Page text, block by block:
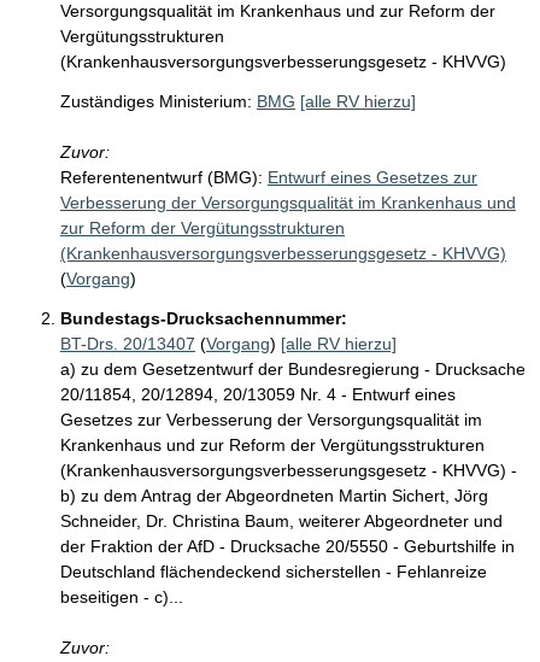
Versorgungsqualität im Krankenhaus und zur Reform der
Vergütungsstrukturen
(Krankenhausversorgungsverbesserungsgesetz - KHVVG)
Zuständiges Ministerium: BMG [alle RV hierzu]
Zuvor:
Referentenentwurf (BMG): Entwurf eines Gesetzes zur
Verbesserung der Versorgungsqualität im Krankenhaus und
zur Reform der Vergütungsstrukturen
(Krankenhausversorgungsverbesserungsgesetz - KHVVG)
(Vorgang)
Bundestags-Drucksachennummer:
BT-Drs. 20/13407 (Vorgang) [alle RV hierzu]
a) zu dem Gesetzentwurf der Bundesregierung - Drucksache
20/11854, 20/12894, 20/13059 Nr. 4 - Entwurf eines
Gesetzes zur Verbesserung der Versorgungsqualität im
Krankenhaus und zur Reform der Vergütungsstrukturen
(Krankenhausversorgungsverbesserungsgesetz - KHVVG) -
b) zu dem Antrag der Abgeordneten Martin Sichert, Jörg
Schneider, Dr. Christina Baum, weiterer Abgeordneter und
der Fraktion der AfD - Drucksache 20/5550 - Geburtshilfe in
Deutschland flächendeckend sicherstellen - Fehlanreize
beseitigen - c)...
Zuvor: